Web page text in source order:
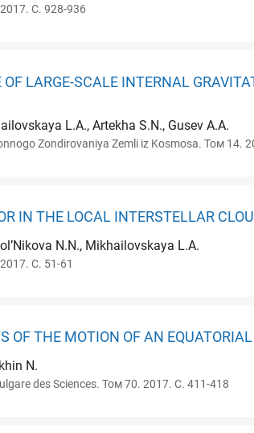
С. 928-936
LARGE-SCALE INTERNAL
L.A., Artekha S.N., Gusev A.A.
Zondirovaniya Zemli iz Kosmosa. Том 14.
IN THE LOCAL INTERSTELLAR
N.N., Mikhailovskaya L.A.
С. 51-61
OF THE MOTION OF AN
N.
des Sciences. Том 70. 2017. С. 411-418